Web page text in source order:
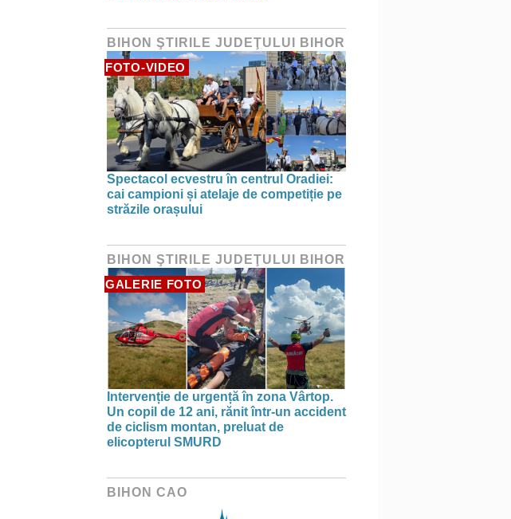
BIHON ŞTIRILE JUDEŢULUI BIHOR
FOTO-VIDEO
Spectacol ecvestru în centrul Oradiei:
cai campioni și atelaje de competiție pe
străzile orașului
BIHON ŞTIRILE JUDEŢULUI BIHOR
GALERIE FOTO
Intervenție de urgență în zona Vârtop.
Un copil de 12 ani, rănit într-un accident
de ciclism montan, preluat de
elicopterul SMURD
BIHON CAO